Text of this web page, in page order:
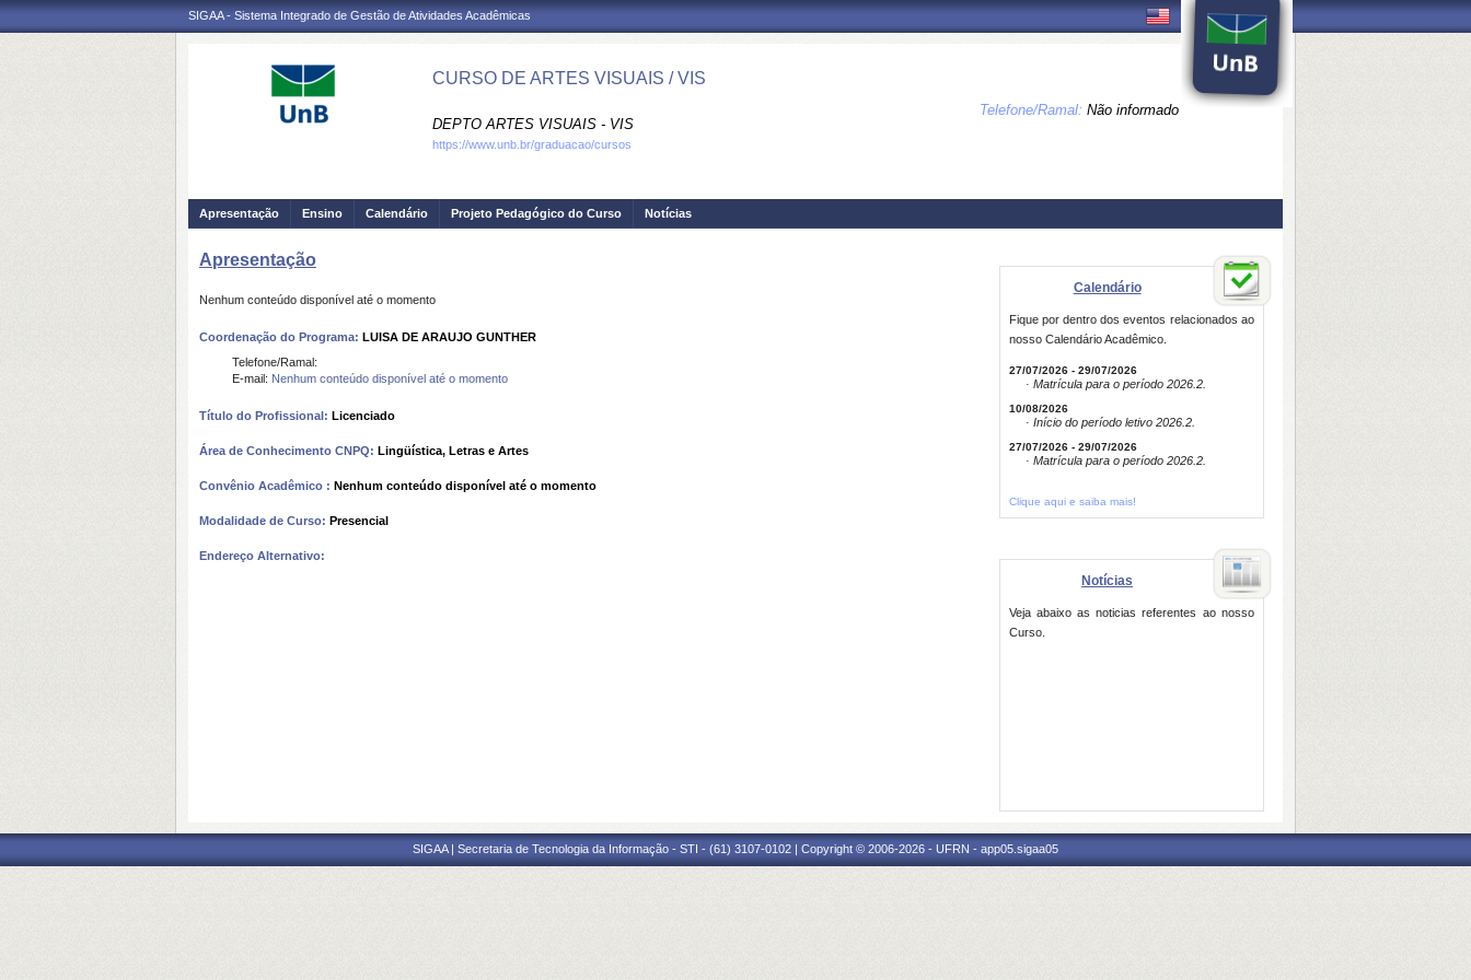
SIGAA - Sistema Integrado de Gestão de Atividades Acadêmicas
CURSO DE ARTES VISUAIS / VIS
DEPTO ARTES VISUAIS - VIS
Telefone/Ramal: Não informado
https://www.unb.br/graduacao/cursos
Apresentação Ensino Calendário Projeto Pedagógico do Curso Notícias
Apresentação
Nenhum conteúdo disponível até o momento
Coordenação do Programa: LUISA DE ARAUJO GUNTHER
Telefone/Ramal:
E-mail: Nenhum conteúdo disponível até o momento
Título do Profissional: Licenciado
Área de Conhecimento CNPQ: Lingüística, Letras e Artes
Convênio Acadêmico : Nenhum conteúdo disponível até o momento
Modalidade de Curso: Presencial
Endereço Alternativo:
Calendário
Fique por dentro dos eventos relacionados ao
nosso Calendário Acadêmico.
27/07/2026 - 29/07/2026
· Matrícula para o período 2026.2.
10/08/2026
· Início do período letivo 2026.2.
27/07/2026 - 29/07/2026
· Matrícula para o período 2026.2.
Clique aqui e saiba mais!
Notícias
Veja abaixo as noticias referentes ao nosso
Curso.
SIGAA | Secretaria de Tecnologia da Informação - STI - (61) 3107-0102 | Copyright © 2006-2026 - UFRN - app05.sigaa05